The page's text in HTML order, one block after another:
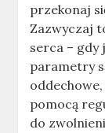
przekonaj
Zazwyczaj
serca – gdy
parametry
pomocą
do